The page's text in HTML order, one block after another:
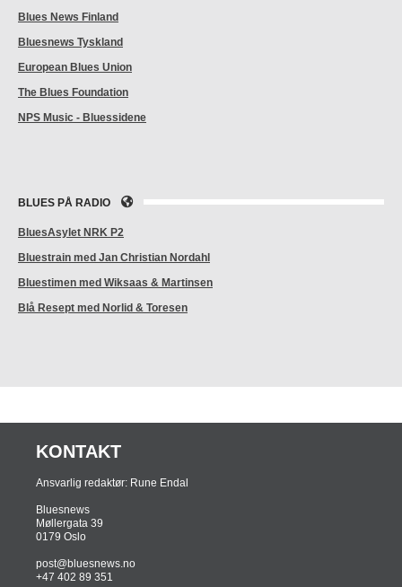
Blues News Finland
Bluesnews Tyskland
European Blues Union
The Blues Foundation
NPS Music - Bluessidene
BLUES PÅ RADIO
BluesAsylet NRK P2
Bluestrain med Jan Christian Nordahl
Bluestimen med Wiksaas & Martinsen
Blå Resept med Norlid & Toresen
KONTAKT
Ansvarlig redaktør: Rune Endal
Bluesnews
Møllergata 39
0179 Oslo
post@bluesnews.no
+47 402 89 351